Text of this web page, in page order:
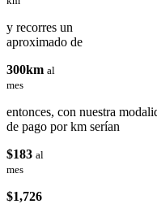
y recorres un
aproximado de
300km al
mes
entonces, con nuestra
de pago por km serían
$183 al
mes
$1,726